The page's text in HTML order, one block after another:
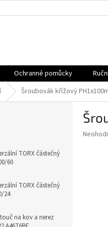
Ochranné pomůcky
Šroubovák křížový
TORX částečný
60
TORX částečný
24
na kov a nerez